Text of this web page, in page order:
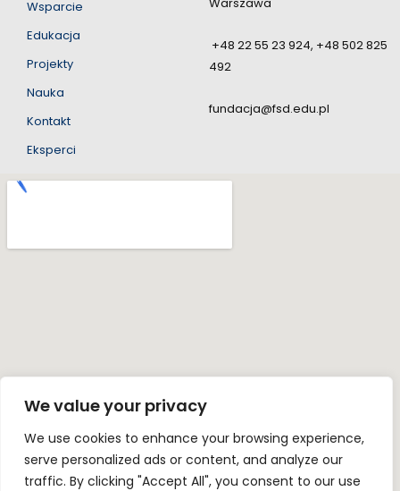
We value your privacy
We use cookies to enhance your browsing experience,
serve personalized ads or content, and analyze our
traffic. By clicking "Accept All", you consent to our use
Wsparcie
Edukacja
Projekty
Nauka
Kontakt
Eksperci
Warszawa
+48 22 55 23 924, +48 502 825
492
fundacja@fsd.edu.pl